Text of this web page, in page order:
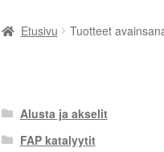
Etusivu Tuotteet
Alusta ja akselit
FAP katalyytit